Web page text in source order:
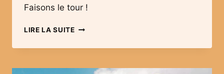
Faisons le tour !
LIRE LA SUITERACONTEZ
HISTOIRE
CHOISISSEZ